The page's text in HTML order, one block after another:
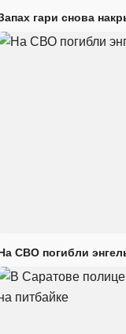
гари снова
СВО погибли